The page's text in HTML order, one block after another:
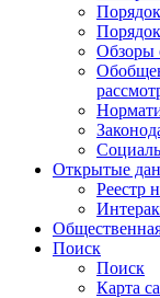
Обзоры
Открытые
Реестр
Поиск
Поиск
Карта